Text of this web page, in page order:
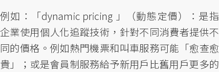
例如：「dynamic pricing 」（動態定價）：是指
企業使用個人化追蹤技術，針對不同消費者提供不
同的價格。例如熱門機票和叫車服務可能「愈查愈
貴」；或是會員制服務給予新用戶比舊用戶更多的